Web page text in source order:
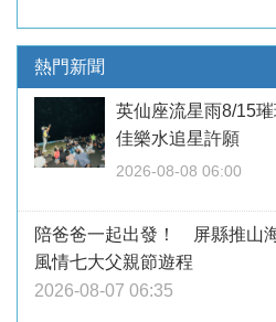
熱門新聞
英仙座流星雨8/15
佳樂水追星許願
2026-08-08 06:00
陪爸爸一起出發！ 屏縣推山
風情七大父親節遊程
2026-08-07 06:35